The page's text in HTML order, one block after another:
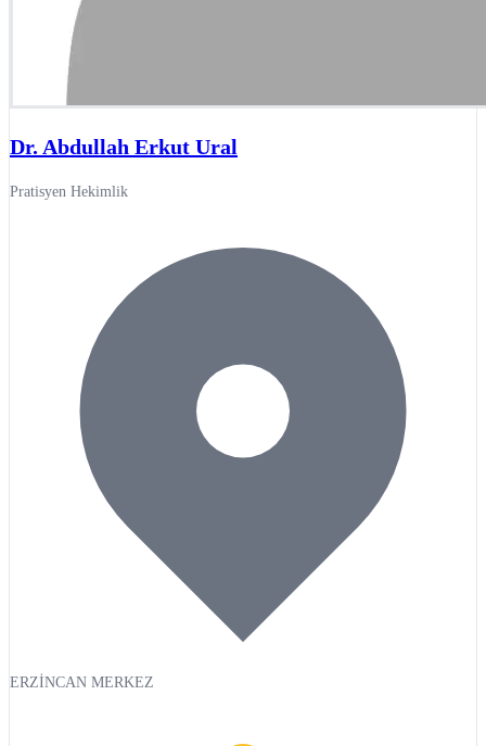
Dr. Abdullah Erkut Ural
Pratisyen Hekimlik
ERZİNCAN MERKEZ